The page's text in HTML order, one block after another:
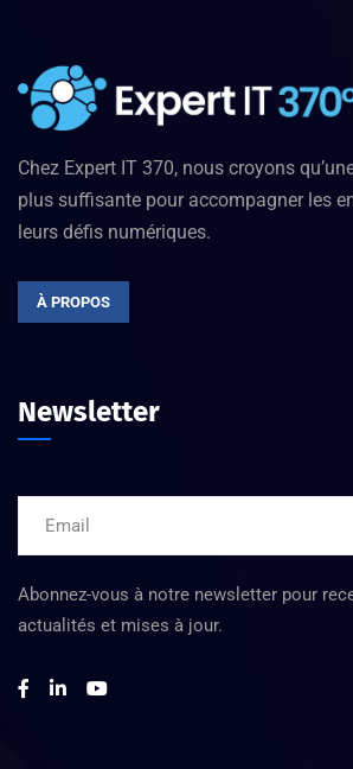
Chez Expert IT 370, nous croyons
plus suffisante pour accompagner les
leurs défis numériques.
À PROPOS
Newsletter
Abonnez-vous à notre newsletter pour
actualités et mises à jour.